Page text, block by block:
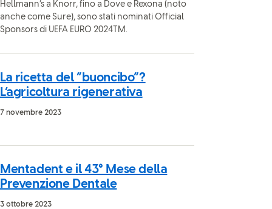
Hellmann’s a Knorr, fino a Dove e Rexona (noto
anche come Sure), sono stati nominati Official
Sponsors di UEFA EURO 2024TM.
La ricetta del “buoncibo”?
L’agricoltura rigenerativa
7 novembre 2023
Mentadent e il 43° Mese della
Prevenzione Dentale
3 ottobre 2023